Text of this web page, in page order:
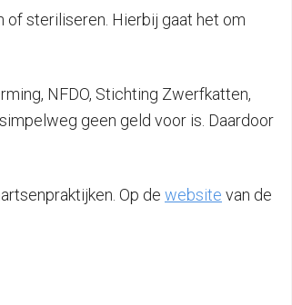
steriliseren. Hierbij gaat het om
NFDO, Stichting Zwerfkatten,
geen geld voor is. Daardoor
Op de website van de